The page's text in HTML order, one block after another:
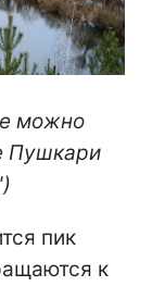
можно
Пушкари
пик
к